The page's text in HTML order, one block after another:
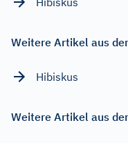
Weitere Artikel aus
Hibiskus
Weitere Artikel aus